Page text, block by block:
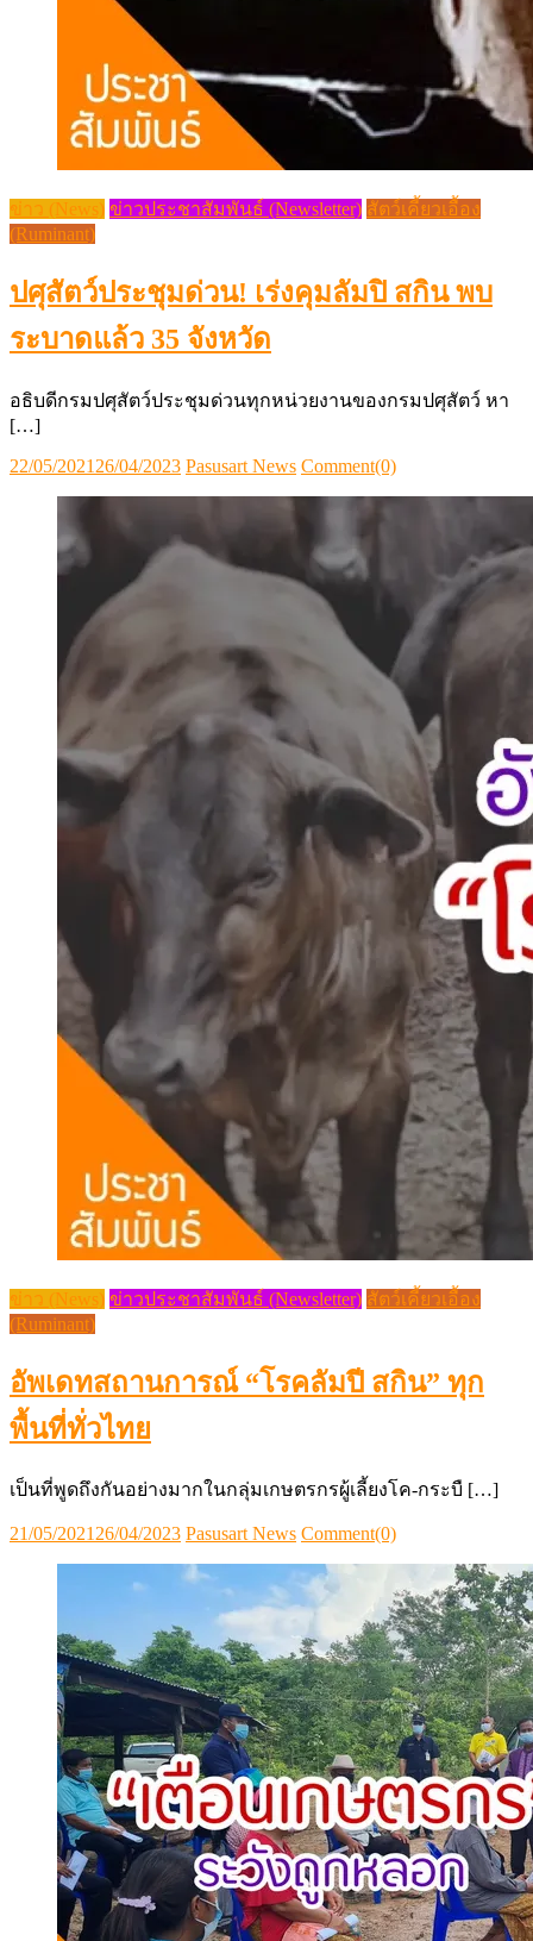
ข่าว (News) ข่าวประชาสัมพันธ์ (Newsletter) สัตว์เคี้ยวเอื้อง
(Ruminant)
ปศุสัตว์ประชุมด่วน! เร่งคุมลัมปิ สกิน พบ
ระบาดแล้ว 35 จังหวัด
อธิบดีกรมปศุสัตว์ประชุมด่วนทุกหน่วยงานของกรมปศุสัตว์ หา
[…]
Posted
22/05/2021 26/04/2023 Author
Pasusart News Comment(0)
ข่าว (News) ข่าวประชาสัมพันธ์ (Newsletter) สัตว์เคี้ยวเอื้อง
(Ruminant)
อัพเดทสถานการณ์ “โรคลัมปี สกิน” ทุก
พื้นที่ทั่วไทย
เป็นที่พูดถึงกันอย่างมากในกลุ่มเกษตรกรผู้เลี้ยงโค-กระบื […]
Posted
21/05/202126/04/2023 Author
Pasusart News Comment(0)